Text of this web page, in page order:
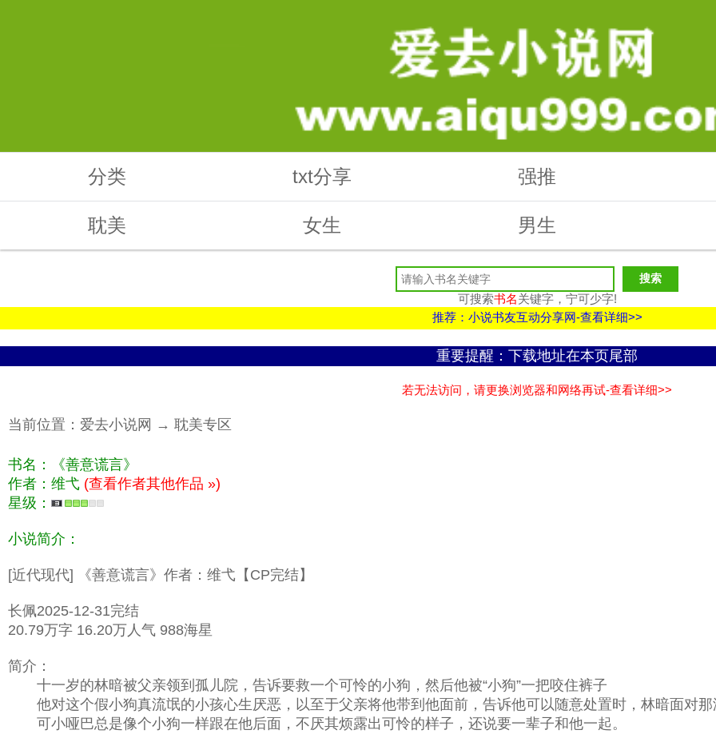
分类 txt分享 强推
耽美 女生 男生
可搜索书名关键字，宁可少字!
推荐：小说书友互动分享网-查看详细>>
重要提醒：下载地址在本页尾部
若无法访问，请更换浏览器和网络再试-查看详细>>
当前位置： 爱去小说网 → 耽美专区
书名：《善意谎言》
作者：维弋 (查看作者其他作品 »)
星级：
小说简介：
[近代现代] 《善意谎言》作者：维弋【CP完结】
长佩2025-12-31完结
20.79万字 16.20万人气 988海星
简介：
十一岁的林暗被父亲领到孤儿院，告诉要救一个可怜的小狗，然后他被“小狗”一把咬住裤子
他对这个假小狗真流氓的小孩心生厌恶，以至于父亲将他带到他面前，告诉他可以随意处置时，林暗面对那
可小哑巴总是像个小狗一样跟在他后面，不厌其烦露出可怜的样子，还说要一辈子和他一起。